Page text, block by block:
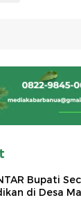
Bupati
di Desa